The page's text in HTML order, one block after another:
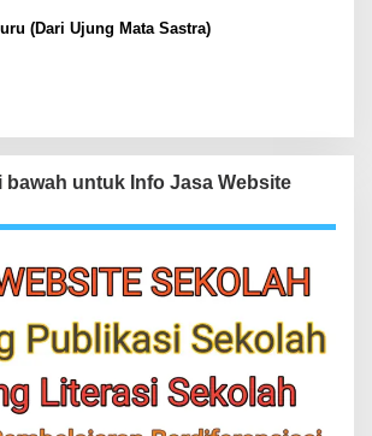
(Dari Ujung Mata Sastra)
bawah untuk Info Jasa Website